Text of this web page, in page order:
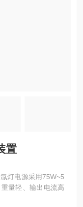
置
灯电源采用75W~5
量轻、输出电流高